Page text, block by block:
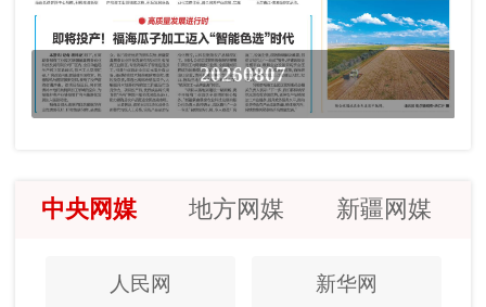
20260807
中央网媒 地方网媒 新疆网媒
人民网 新华网